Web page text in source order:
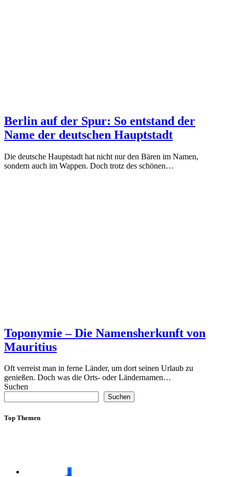
Berlin auf der Spur: So entstand der
Name der deutschen Hauptstadt
Die deutsche Hauptstadt hat nicht nur den Bären im Namen,
sondern auch im Wappen. Doch trotz des schönen…
Toponymie – Die Namensherkunft von
Mauritius
Oft verreist man in ferne Länder, um dort seinen Urlaub zu
genießen. Doch was die Orts- oder Ländernamen…
Suchen
Suchen
Top Themen
1